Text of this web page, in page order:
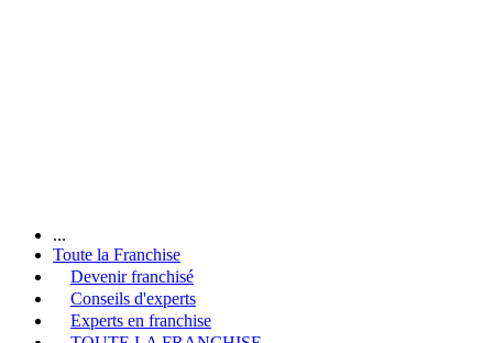
...
Toute la Franchise
Devenir franchisé
Conseils d'experts
Experts en franchise